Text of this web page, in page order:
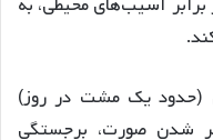
(حدود یک مشت در روز)
شدن صورت، برجستگی